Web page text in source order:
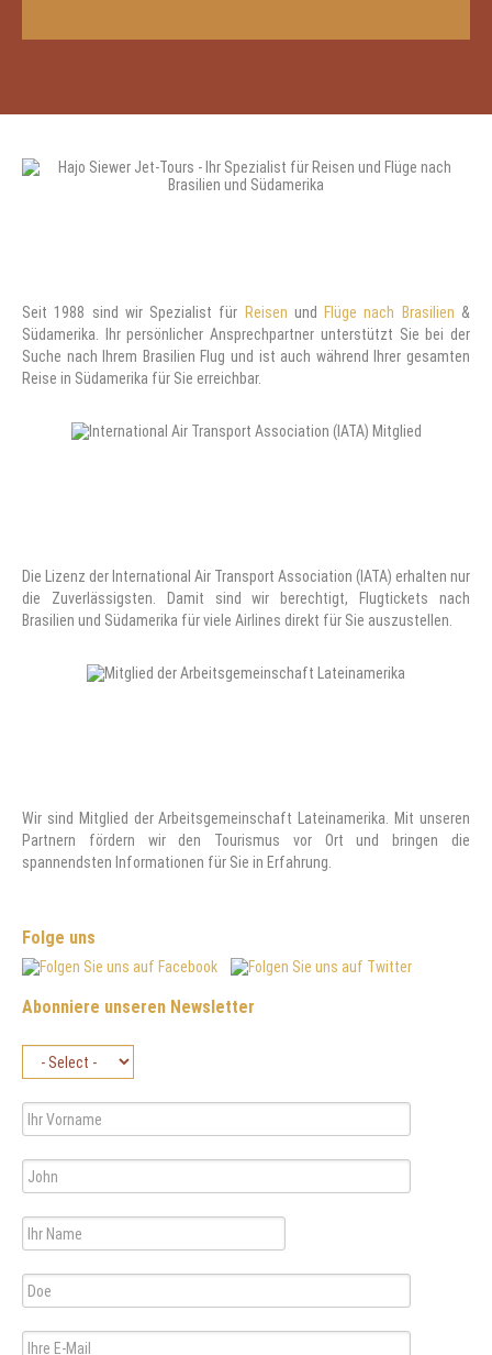
Seit 1988 sind wir Spezialist für Reisen und Flüge nach Brasilien &
Südamerika. Ihr persönlicher Ansprechpartner unterstützt Sie bei der
Suche nach Ihrem Brasilien Flug und ist auch während Ihrer gesamten
Reise in Südamerika für Sie erreichbar.
Die Lizenz der International Air Transport Association (IATA) erhalten nur
die Zuverlässigsten. Damit sind wir berechtigt, Flugtickets nach
Brasilien und Südamerika für viele Airlines direkt für Sie auszustellen.
Wir sind Mitglied der Arbeitsgemeinschaft Lateinamerika. Mit unseren
Partnern fördern wir den Tourismus vor Ort und bringen die
spannendsten Informationen für Sie in Erfahrung.
Folge uns
Abonniere unseren Newsletter